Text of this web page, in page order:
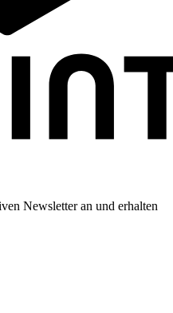
Newsletter an und erhalten